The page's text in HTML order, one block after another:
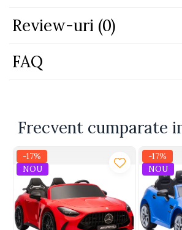
Review-uri (0)
FAQ
Frecvent cumparate
-17%
NOU
-17%
NOU